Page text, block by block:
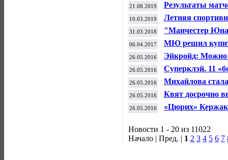
21.08.2019
Результаты
футболу (16-17
10.03.2019 Летняя
31.03.2018
"Манчестер
вышли в плей-
06.04.2017
МЮ решил
миллионов евро
26.05.2016
Эйкройд: Можно
Билялетдинове?
26.05.2016
Суперклэй. 11
вылета
26.05.2016
Михайлова
настольному
26.05.2016 Квят досрочно
26.05.2016 «Цюрих»
Новости 1 - 20 из 11022
Начало | Пред. | 1 2 3 4 5 6 7